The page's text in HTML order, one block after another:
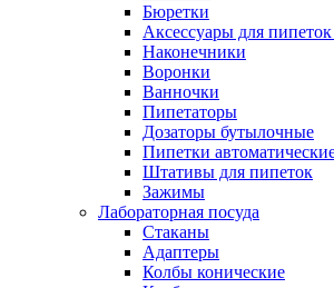
Бюретки
Аксессуары для
Наконечники
Воронки
Ванночки
Пипетаторы
Дозаторы бутылочные
Пипетки
Штативы для пипеток
Зажимы
Лабораторная посуда
Стаканы
Адаптеры
Колбы конические